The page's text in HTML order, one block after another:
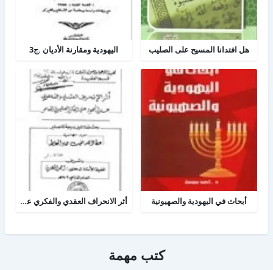
هل افتدانا المسيح على الصليب اليهودية ومقارنة الأديان .ج3
أبحاث في اليهودية والصهيونية أثر الانحراف العقدي والفكري عند اليهود على الفكر الصهيوني المعاصر
كتب مهمة